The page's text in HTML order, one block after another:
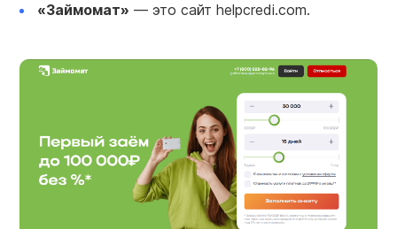
«Займомат» — это сайт helpcredi.com.